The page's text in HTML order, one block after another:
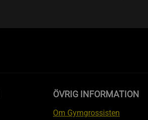
ÖVRIG INFORMATION
Om Gymgrossisten